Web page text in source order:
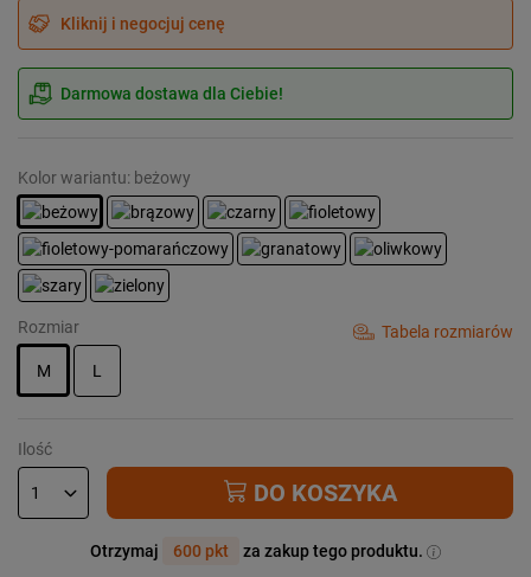
Kliknij i negocjuj cenę
Darmowa dostawa dla Ciebie!
Kolor wariantu: beżowy
Rozmiar Tabela rozmiarów
M L
Ilość
DO KOSZYKA
Otrzymaj 600 pkt za zakup tego produktu.